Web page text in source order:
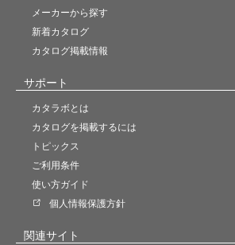
メーカーから探す
新着カタログ
カタログ掲載情報
サポート
カタラボとは
カタログを掲載するには
トピックス
ご利用条件
使い方ガイド
個人情報保護方針
関連サイト